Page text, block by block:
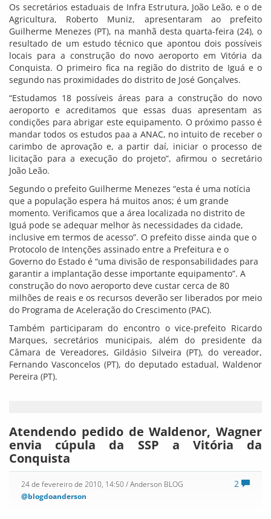
Os secretários estaduais de Infra Estrutura, João Leão, e o de
Agricultura, Roberto Muniz, apresentaram ao prefeito
Guilherme Menezes (PT), na manhã desta quarta-feira (24), o
resultado de um estudo técnico que apontou dois possíveis
locais para a construção do novo aeroporto em Vitória da
Conquista. O primeiro fica na região do distrito de Iguá e o
segundo nas proximidades do distrito de José Gonçalves.
“Estudamos 18 possíveis áreas para a construção do novo
aeroporto e acreditamos que essas duas apresentam as
condições para abrigar este equipamento. O próximo passo é
mandar todos os estudos paa a ANAC, no intuito de receber o
carimbo de aprovação e, a partir daí, iniciar o processo de
licitação para a execução do projeto”, afirmou o secretário
João Leão.
Segundo o prefeito Guilherme Menezes “esta é uma notícia
que a população espera há muitos anos; é um grande
momento. Verificamos que a área localizada no distrito de
Iguá pode se adequar melhor às necessidades da cidade,
inclusive em termos de acesso”. O prefeito disse ainda que o
Protocolo de Intenções assinado entre a Prefeitura e o
Governo do Estado é “uma divisão de responsabilidades para
garantir a implantação desse importante equipamento”. A
construção do novo aeroporto deve custar cerca de 80
milhões de reais e os recursos deverão ser liberados por meio
do Programa de Aceleração do Crescimento (PAC).
Também participaram do encontro o vice-prefeito Ricardo
Marques, secretários municipais, além do presidente da
Câmara de Vereadores, Gildásio Silveira (PT), do vereador,
Fernando Vasconcelos (PT), do deputado estadual, Waldenor
Pereira (PT).
Atendendo pedido de Waldenor, Wagner
envia cúpula da SSP a Vitória da
Conquista
2
24 de fevereiro de 2010, 14:50/ Anderson BLOG
@blogdoanderson